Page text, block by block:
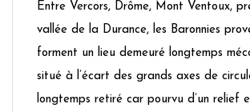
Entre Vercors, Drôme, Mont Ventoux,
vallée de la Durance, les Baronnies
forment un lieu demeuré longtemps
situé à l’écart des grands axes de
longtemps retiré car pourvu d’un relief